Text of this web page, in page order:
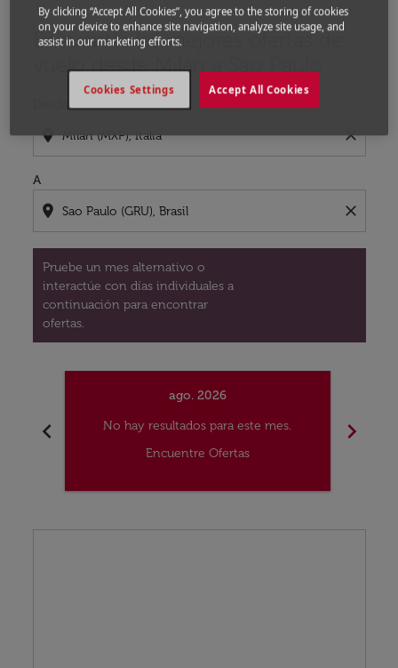
Encuentre las mejores ofertas de
vuelo desde Milán a Sao Paulo
location_on close
A
location_on close
Pruebe un mes alternativo o
interactúe con días individuales a
continuación para encontrar
ofertas.
Pruebe un mes alternativo o interactúe con días
chevron_left
ago. 2026
No hay resultados para este mes.
Encuentre Ofertas
chevron_right
By clicking “Accept All Cookies”, you agree to the storing of cookies
on your device to enhance site navigation, analyze site usage, and
assist in our marketing efforts.
Accept All Cookies
Cookies Settings